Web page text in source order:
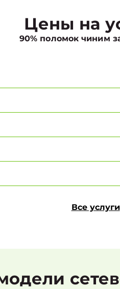
Цены на
90% поломок чиним
Все услуги